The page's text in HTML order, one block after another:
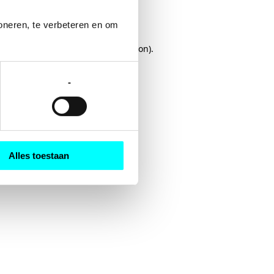
te verbeteren en om
-
Alles toestaan
for more information).